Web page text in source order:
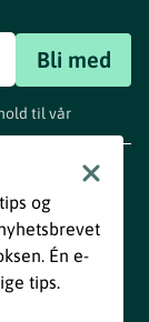
Bli med
til vår
og
Én e-
tips.